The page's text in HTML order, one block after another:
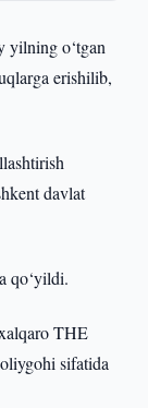
yilning o‘tgan
erishilib,
davlat
qo‘yildi.
THE
sifatida